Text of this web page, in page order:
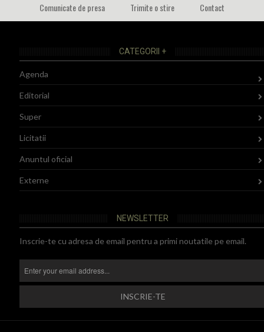
Comunicate de presa
Trimite o stire Contact
CATEGORII +
Agenda
Editorial
Super
Licitatii
Anuntul oficial
Externe
NEWSLETTER
Inscrie-te cu adresa de email pentru a primi noutatile pe email.